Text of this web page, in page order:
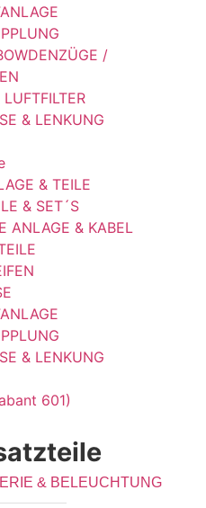
/
& LENKUNG
& TEILE
& SET´S
ANLAGE & KABEL
& LENKUNG
601)
& BELEUCHTUNG